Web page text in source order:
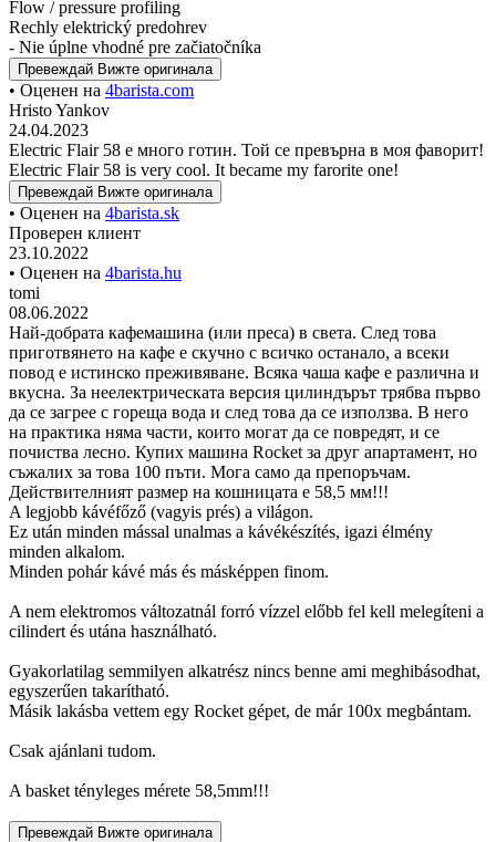
Flow / pressure profiling
Rechly elektrický predohrev
- Nie úplne vhodné pre začiatočníka
Превеждай Вижте оригинала
• Оценен на 4barista.com
Hristo Yankov
24.04.2023
Electric Flair 58 е много готин. Той се превърна в моя фаворит!
Electric Flair 58 is very cool. It became my farorite one!
Превеждай Вижте оригинала
• Оценен на 4barista.sk
Проверен клиент
23.10.2022
• Оценен на 4barista.hu
tomi
08.06.2022
Най-добрата кафемашина (или преса) в света. След това
приготвянето на кафе е скучно с всичко останало, а всеки
повод е истинско преживяване. Всяка чаша кафе е различна и
вкусна. За неелектрическата версия цилиндърът трябва първо
да се загрее с гореща вода и след това да се използва. В него
на практика няма части, които могат да се повредят, и се
почиства лесно. Купих машина Rocket за друг апартамент, но
съжалих за това 100 пъти. Мога само да препоръчам.
Действителният размер на кошницата е 58,5 мм!!!
A legjobb kávéfőző (vagyis prés) a világon.
Ez után minden mással unalmas a kávékészítés, igazi élmény
minden alkalom.
Minden pohár kávé más és másképpen finom.
A nem elektromos változatnál forró vízzel előbb fel kell melegíteni a
cilindert és utána használható.
Gyakorlatilag semmilyen alkatrész nincs benne ami meghibásodhat,
egyszerűen takarítható.
Másik lakásba vettem egy Rocket gépet, de már 100x megbántam.
Csak ajánlani tudom.
A basket tényleges mérete 58,5mm!!!
Превеждай Вижте оригинала